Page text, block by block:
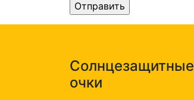
Солнцезащитные
очки